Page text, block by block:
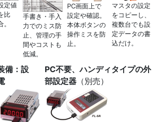
定値
比
手書き・手入
力でのミス防
止、管理の手
間やコストも
低減。
PC画面上で
設定や確認。
本体ボタンの
操作ミスを防
止。
マスタの設定
をコピーし、
複数台でも設
定データの書
込だけ。
備：設
PC不要、ハンディタイプの外
部設定器 （別売）